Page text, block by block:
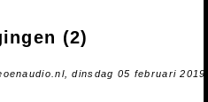
(2)
dinsdag 05 februari